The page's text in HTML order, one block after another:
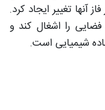
آنها تغییر ایجاد کرد.
فضایی را اشغال کند و
شیمیایی است.